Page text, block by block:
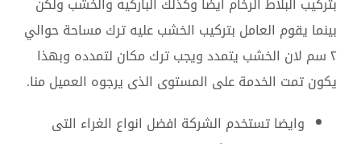
بينما يقوم العامل بتركيب الخشب عليه ترك مساحة حوالي
٢ سم لان الخشب يتمدد ويجب ترك مكان لتمدده وبهذا
يكون تمت الخدمة على المستوى الذى يرجوه العميل منا.
وايضا تستخدم الشركة افضل انواع الغراء التى